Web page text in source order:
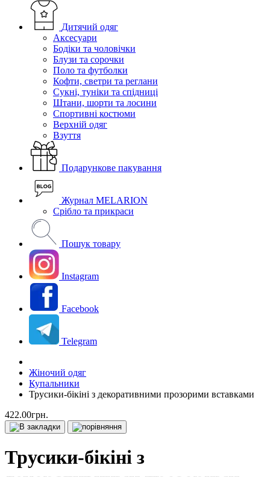
Дитячий одяг
Аксесуари
Бодіки та чоловічки
Блузи та сорочки
Поло та футболки
Кофти, светри та реглани
Сукні, туніки та спідниці
Штани, шорти та лосини
Спортивні костюми
Верхній одяг
Взуття
Подарункове пакування
Журнал MELARION
Срібло та прикраси
Пошук товару
Instagram
Facebook
Telegram
Жіночий одяг
Купальники
Трусики-бікіні з декоративними прозорими вставками
422.00грн.
Трусики-бікіні з